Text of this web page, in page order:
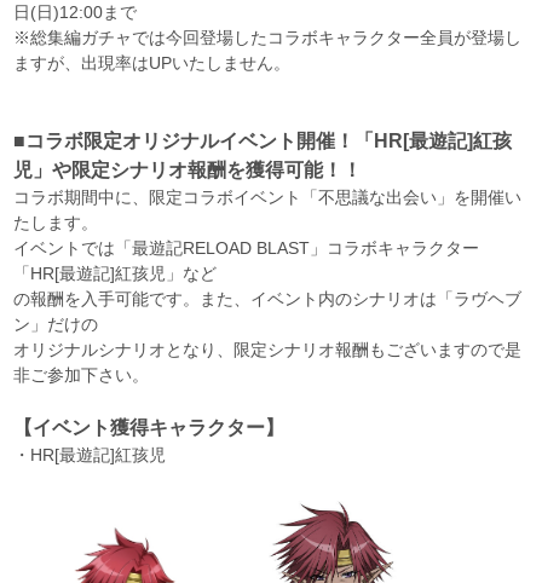
日(日)12:00まで
※総集編ガチャでは今回登場したコラボキャラクター全員が登場し
ますが、出現率はUPいたしません。
■コラボ限定オリジナルイベント開催！「HR[最遊記]紅孩
児」や限定シナリオ報酬を獲得可能！！
コラボ期間中に、限定コラボイベント「不思議な出会い」を開催い
たします。
イベントでは「最遊記RELOAD BLAST」コラボキャラクター
「HR[最遊記]紅孩児」など
の報酬を入手可能です。また、イベント内のシナリオは「ラヴヘブ
ン」だけの
オリジナルシナリオとなり、限定シナリオ報酬もございますので是
非ご参加下さい。
【イベント獲得キャラクター】
・HR[最遊記]紅孩児